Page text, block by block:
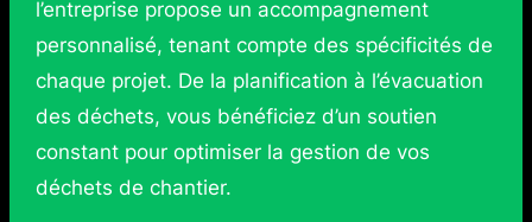
l’entreprise propose un accompagnement
personnalisé, tenant compte des spécificités de
chaque projet. De la planification à l’évacuation
des déchets, vous bénéficiez d’un soutien
constant pour optimiser la gestion de vos
déchets de chantier.